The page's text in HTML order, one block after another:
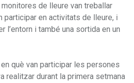
de lleure van treballar
participar en activitats de lleure, i
l’entorn i també una sortida en un
què van participar les persones
realitzar durant la primera setmana